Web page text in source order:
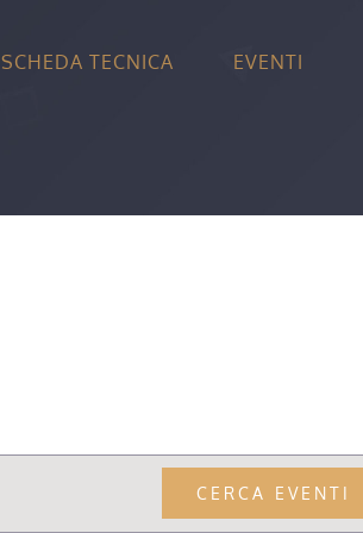
SCHEDA TECNICA EVENTI
CERCA EVENTI